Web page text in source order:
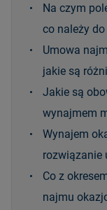
Na czym
co należy do
Umowa
jakie są
Jakie są
wynajmem
Wynajem
rozwiązanie
Co z
najmu